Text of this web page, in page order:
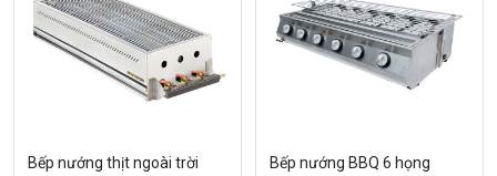
Bếp nướng thịt ngoài trời
Bếp nướng BBQ 6 họng